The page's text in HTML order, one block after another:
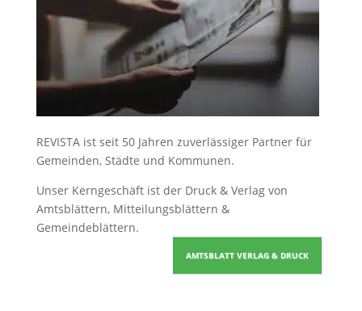
REVISTA ist seit 50 Jahren zuverlässiger Partner für
Gemeinden, Städte und Kommunen.
Unser Kerngeschäft ist der Druck & Verlag von
Amtsblättern, Mitteilungsblättern &
Gemeindeblättern.
AMTSBLATT VERLAG & DRUCK